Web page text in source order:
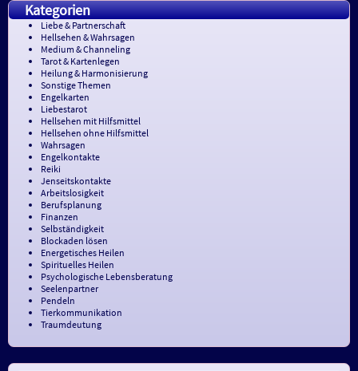
Kategorien
Liebe & Partnerschaft
Hellsehen & Wahrsagen
Medium & Channeling
Tarot & Kartenlegen
Heilung & Harmonisierung
Sonstige Themen
Engelkarten
Liebestarot
Hellsehen mit Hilfsmittel
Hellsehen ohne Hilfsmittel
Wahrsagen
Engelkontakte
Reiki
Jenseitskontakte
Arbeitslosigkeit
Berufsplanung
Finanzen
Selbständigkeit
Blockaden lösen
Energetisches Heilen
Spirituelles Heilen
Psychologische Lebensberatung
Seelenpartner
Pendeln
Tierkommunikation
Traumdeutung